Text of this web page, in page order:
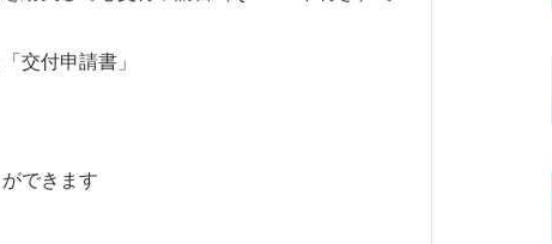
交付申請書」
できます